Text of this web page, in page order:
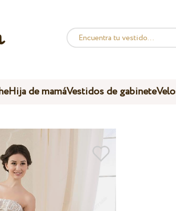
Hija de mamáVestidos de gabinete